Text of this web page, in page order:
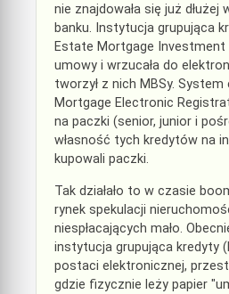
nie znajdowała się już dłużej
banku. Instytucja grupująca
Estate Mortgage Investment
umowy i wrzucała do
tworzył z nich MBSy.
Mortgage Electronic
na paczki (senior, junior i
własność tych kredytów na
kupowali paczki.
Tak działało to w czasie
rynek spekulacji
niespłacających mało.
instytucja grupująca kredyty
postaci elektronicznej,
gdzie fizycznie leży papier